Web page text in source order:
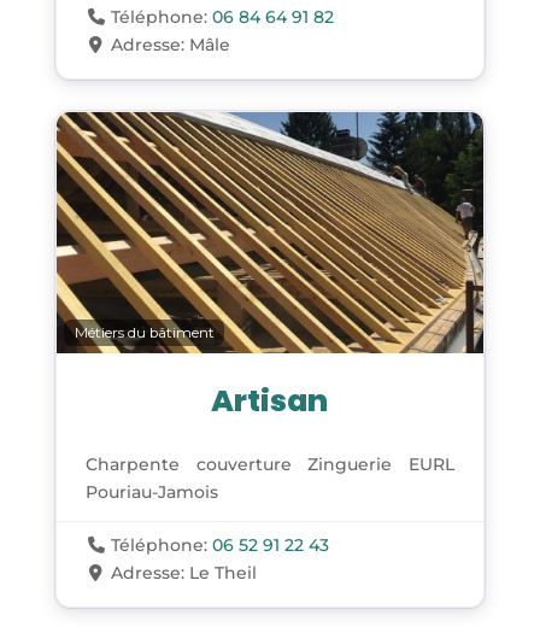
Téléphone:06 84 64 91 82
Adresse: Mâle
Métiers du bâtiment
Artisan
Charpente couverture Zinguerie EURL
Pouriau-Jamois
Téléphone:06 52 91 22 43
Adresse: Le Theil